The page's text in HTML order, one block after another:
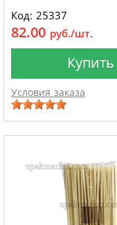
Код: 25337
82.00 руб./шт.
Купить
Условия заказа